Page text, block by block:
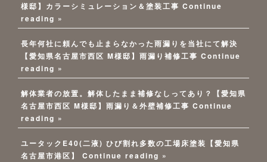
様邸】カラーシミュレーション＆塗装工事 Continue
reading »
長年何社に頼んでも止まらなかった雨漏りを当社にて解決
【愛知県名古屋市西区 M様邸】雨漏り補修工事 Continue
reading »
解体業者の放置。解体したまま補修なしってあり？【愛知県
名古屋市西区 M様邸】雨漏り＆外壁補修工事 Continue
reading »
ユータックE40(二液) ひび割れ多数の工場床塗装【愛知県
名古屋市港区】
Continue reading »